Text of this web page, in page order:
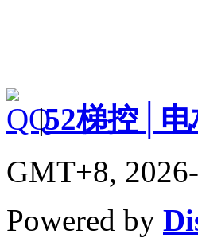
|52梯控│
GMT+8,
Powered by